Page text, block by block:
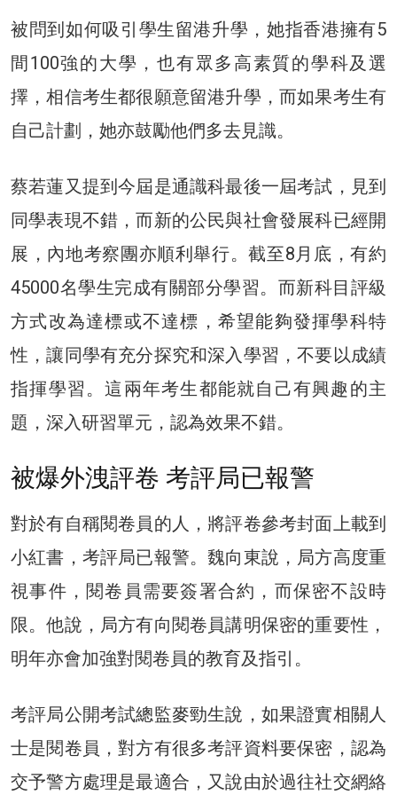
被問到如何吸引學生留港升學，她指香港擁有5
間100強的大學，也有眾多高素質的學科及選
擇，相信考生都很願意留港升學，而如果考生有
自己計劃，她亦鼓勵他們多去見識。
蔡若蓮又提到今屆是通識科最後一屆考試，見到
同學表現不錯，而新的公民與社會發展科已經開
展，內地考察團亦順利舉行。截至8月底，有約
45000名學生完成有關部分學習。而新科目評級
方式改為達標或不達標，希望能夠發揮學科特
性，讓同學有充分探究和深入學習，不要以成績
指揮學習。這兩年考生都能就自己有興趣的主
題，深入研習單元，認為效果不錯。
被爆外洩評卷 考評局已報警
對於有自稱閱卷員的人，將評卷參考封面上載到
小紅書，考評局已報警。魏向東說，局方高度重
視事件，閱卷員需要簽署合約，而保密不設時
限。他說，局方有向閱卷員講明保密的重要性，
明年亦會加強對閱卷員的教育及指引。
考評局公開考試總監麥勁生說，如果證實相關人
士是閱卷員，對方有很多考評資料要保密，認為
交予警方處理是最適合，又說由於過往社交網絡